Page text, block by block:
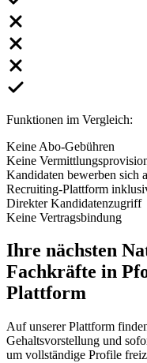
Funktionen im Vergleich:
Keine Abo-Gebühren
Keine
Kandidaten bewerben sich
Recruiting-Plattform
Direkter Kandidatenzugriff
Keine Vertragsbindung
Ihre nächsten
Fachkräfte in
Plattform
Auf unserer Plattform
Gehaltsvorstellung und
um vollständige Profile